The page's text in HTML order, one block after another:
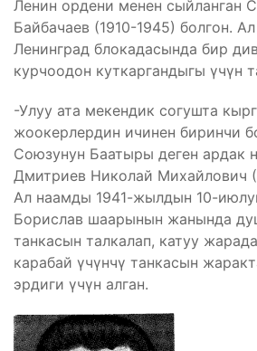
Ленин ордени менен сыйланган
Байбачаев (1910-1945) болгон.
Ленинград блокадасында бир
курчоодон куткаргандыгы үчүн
-Улуу ата мекендик согушта
жоокерлердин ичинен биринчи
Союзунун Баатыры деген ардак
Дмитриев Николай Михайлович
Ал наамды 1941-жылдын 10-
Борислав шаарынын жанында
танкасын талкалап, катуу
карабай үчүнчү танкасын
эрдиги үчүн алган.